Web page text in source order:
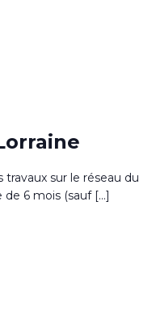
travaux sur le réseau du
6 mois (sauf […]